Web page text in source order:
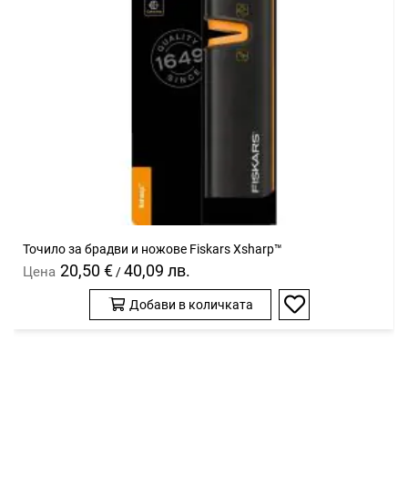
Точило за брадви и ножове Fiskars Xsharp™
Цена 20,50 € /40,09 лв.
Добави в количката
Добави